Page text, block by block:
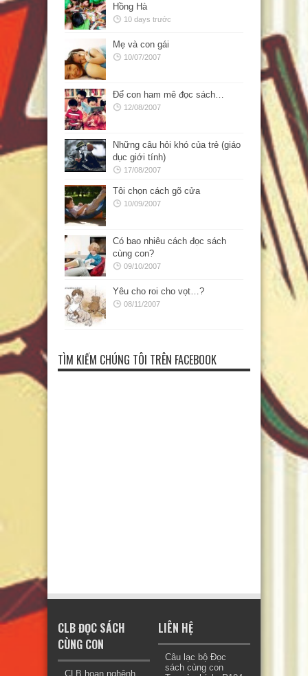
Hồng Hà
10 days trước
Mẹ và con gái
10/07/2007
Để con ham mê đọc sách…
12/08/2007
Những câu hỏi khó của trẻ (giáo
dục giới tính)
17/08/2007
Tôi chọn cách gõ cửa
10/09/2007
Có bao nhiêu cách đọc sách
cùng con?
09/10/2007
Yêu cho roi cho vọt…?
08/11/2007
TÌM KIẾM CHÚNG TÔI TRÊN FACEBOOK
CLB ĐỌC SÁCH
CÙNG CON
CLB hoan nghênh
LIÊN HỆ
Câu lạc bộ Đọc
sách cùng con